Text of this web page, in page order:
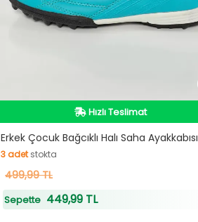
Hızlı Teslimat
Hızlı Teslimat
Erkek Çocuk Bağcıklı Halı Saha Ayakkabısı
3adetstokta
3adetstokta
499,99 TL
Sepette449,99 TL